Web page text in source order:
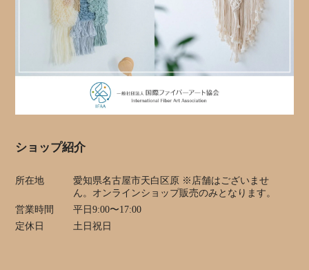
ショップ紹介
所在地
愛知県名古屋市天白区原 ※店舗はございませ
ん。オンラインショップ販売のみとなります。
営業時間
平日9:00〜17:00
定休日
土日祝日